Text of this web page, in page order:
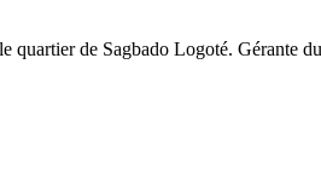
quartier de Sagbado Logoté. Gérante